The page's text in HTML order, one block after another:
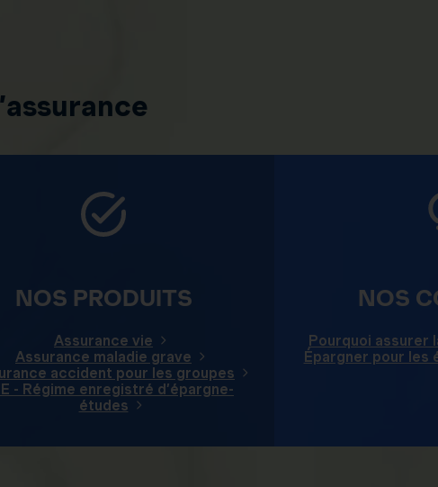
NOS PRODUITS
Assurance vie
Assurance maladie grave
accident pour les groupes
- Régime enregistré d’épargne-
études
NOS
Pourquoi assurer
Épargner pour les